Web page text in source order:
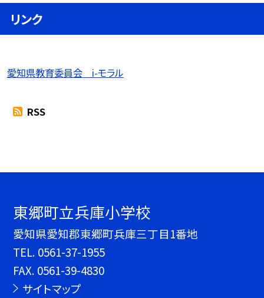
リンク
愛知県教育委員会 i-モラル
RSS
東郷町立兵庫小学校
愛知県愛知郡東郷町兵庫三丁目1番地
TEL. 0561-37-1955
FAX. 0561-39-4830
サイトマップ